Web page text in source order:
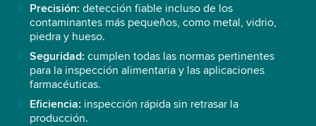
Precisión: detección fiable incluso de los
contaminantes más pequeños, como metal, vidrio,
piedra y hueso.
Seguridad: cumplen todas las normas pertinentes
para la inspección alimentaria y las aplicaciones
farmacéuticas.
Eficiencia: inspección rápida sin retrasar la
producción.